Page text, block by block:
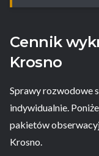
Cennik
Krosno
Sprawy rozwodowe
indywidualnie.
pakietów
Krosno.